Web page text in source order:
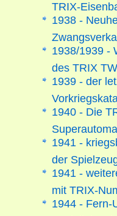
TRIX-
1938 -
1938/1939 -
des TRIX
1939 - der
1940 - Die
1941 -
der
1941 -
mit TRIX-
1944 - Fern-